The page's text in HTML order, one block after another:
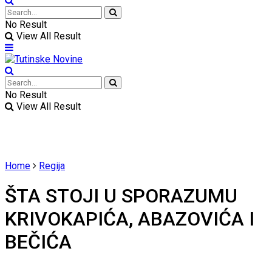
No Result
View All Result
No Result
View All Result
Home Regija
ŠTA STOJI U SPORAZUMU
KRIVOKAPIĆA, ABAZOVIĆA I
BEČIĆA